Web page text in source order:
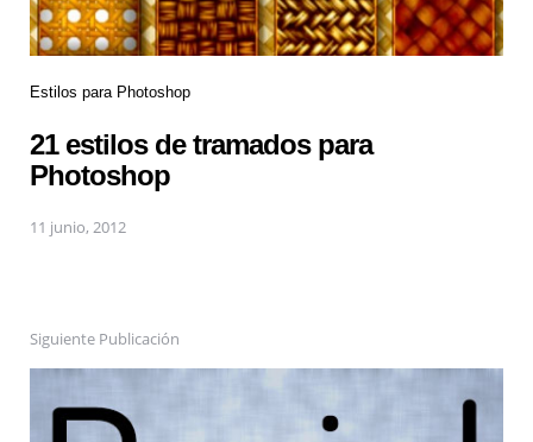
Estilos para Photoshop
21 estilos de tramados para
Photoshop
11 junio, 2012
Siguiente Publicación